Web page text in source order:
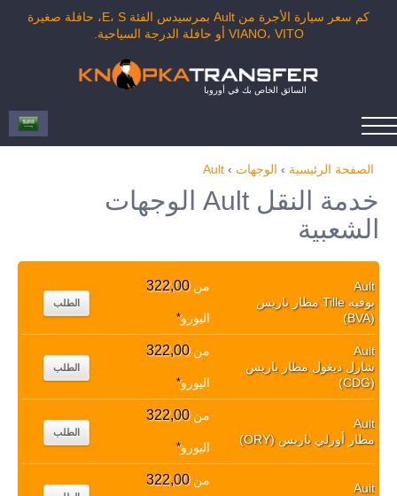
كم سعر سيارة الأجرة من Ault بمرسيدس الفئة E، S، حافلة صغيرة
VIANO، VITO أو حافلة الدرجة السياحية.
السائق الخاص بك في أوروبا
الصفحة الرئيسية › الوجهات ›
Ault
خدمة النقل Ault الوجهات
الشعبية
Ault
بوفيه Tille مطار باريس
(BVA)
من322,00
اليورو*
الطلب
Ault
شارل ديغول مطار باريس
(CDG)
من322,00
اليورو*
الطلب
Ault
مطار أورلي باريس (ORY)
من322,00
اليورو*
الطلب
Ault
من322,00